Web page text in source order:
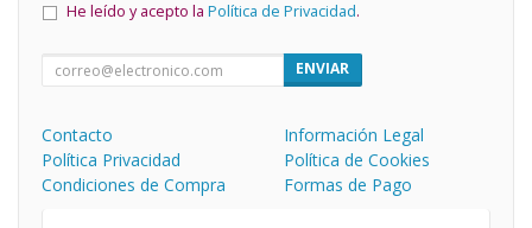
He leído y acepto la Política de Privacidad.
ENVIAR
Contacto
Información Legal
Política Privacidad
Política de Cookies
Condiciones de Compra
Formas de Pago